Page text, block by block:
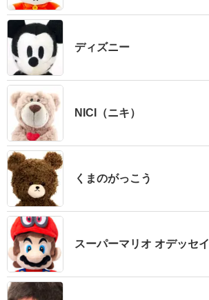
イ
電
ュ
ア
Q&A
な
ディズニー
NICI（ニキ）
くまのがっこう
スーパーマリオ オデッセイ